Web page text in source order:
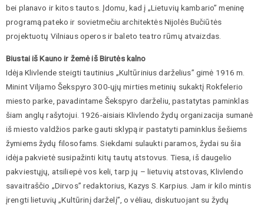
bei planavo ir kitos tautos. Įdomu, kad į „Lietuvių kambario” meninę
programą pateko ir sovietmečiu architektės Nijolės Bučiūtės
projektuotų Vilniaus operos ir baleto teatro rūmų atvaizdas.
Biustai iš Kauno ir žemė iš Birutės kalno
Idėja Klivlende steigti tautinius „Kultūrinius darželius” gimė 1916 m.
Minint Viljamo Šekspyro 300-ųjų mirties metinių sukaktį Rokfelerio
miesto parke, pavadintame Šekspyro darželiu, pastatytas paminklas
šiam anglų rašytojui. 1926-aisiais Klivlendo žydų organizacija sumanė
iš miesto valdžios parke gauti sklypą ir pastatyti paminklus šešiems
žymiems žydų filosofams. Siekdami sulaukti paramos, žydai su šia
idėja pakvietė susipažinti kitų tautų atstovus. Tiesa, iš daugelio
pakviestųjų, atsiliepė vos keli, tarp jų – lietuvių atstovas, Klivlendo
savaitraščio „Dirvos” redaktorius, Kazys S. Karpius. Jam ir kilo mintis
įrengti lietuvių „Kultūrinį darželį”, o vėliau, diskutuojant su žydų